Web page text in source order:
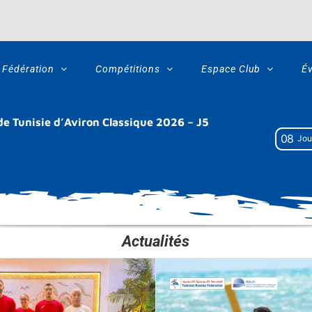
Fédération Compétitions Espace Club
Tunisie d’Aviron Classique 2026 – J5
08
Actualités